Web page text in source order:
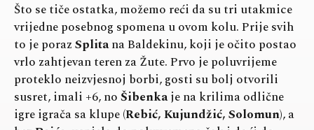
Što se tiče ostatka, možemo reći da su tri utakmice
vrijedne posebnog spomena u ovom kolu. Prije svih
to je porazSplitana Baldekinu, koji je očito postao
vrlo zahtjevan teren za Žute. Prvo je poluvrijeme
proteklo neizvjesnoj borbi, gosti su bolj otvorili
susret, imali +6, noŠibenkaje na krilima odlične
igre igrača sa klupe (Rebić, Kujundžić, Solomun), a